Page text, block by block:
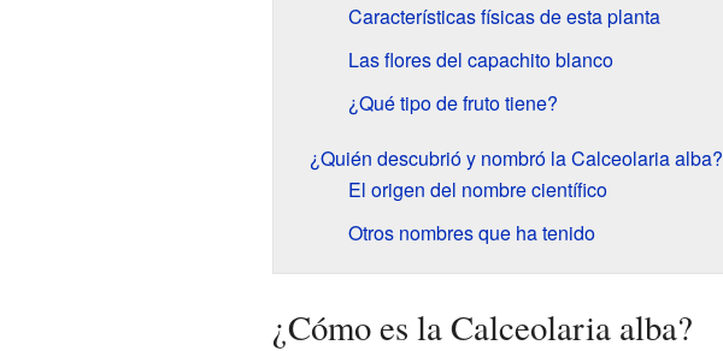
Características físicas de esta planta
Las flores del capachito blanco
¿Qué tipo de fruto tiene?
¿Quién descubrió y nombró la Calceolaria alba?
El origen del nombre científico
Otros nombres que ha tenido
¿Cómo es la Calceolaria alba?